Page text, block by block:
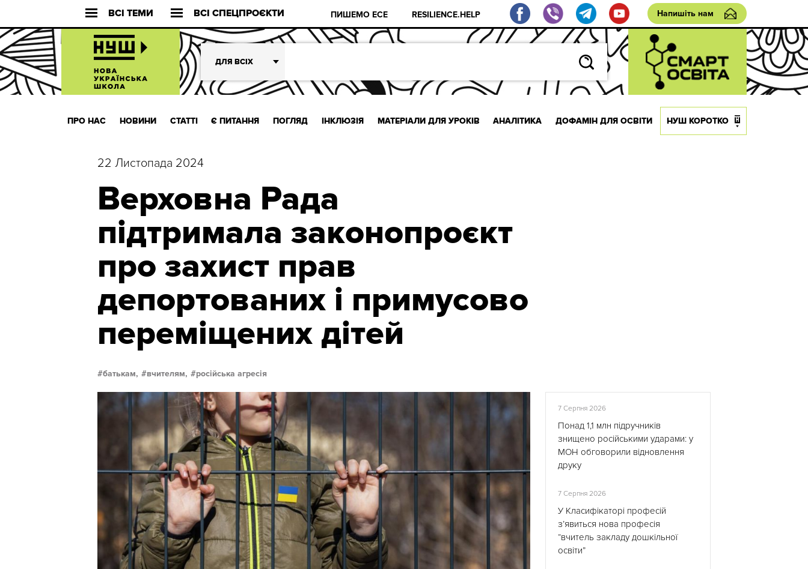
ВСІ ТЕМИ ВСІ СПЕЦПРОЄКТИ ПИШЕМО ЕСЕ RESILIENCE.HELP Напишіть нам
ДЛЯ ВСІХ
ПРО НАС НОВИНИ СТАТТІ Є ПИТАННЯ ПОГЛЯД ІНКЛЮЗІЯ МАТЕРІАЛИ ДЛЯ УРОКІВ АНАЛІТИКА ДОФАМІН ДЛЯ ОСВІТИ НУШ КОРОТКО
22 Листопада 2024
Верховна Рада
підтримала законопроєкт
про захист прав
депортованих і примусово
переміщених дітей
батькам, вчителям, російська агресія
7 Серпня 2026
Понад 1,1 млн підручників
знищено російськими ударами: у
МОН обговорили відновлення
друку
7 Серпня 2026
У Класифікаторі професій
з’явиться нова професія
“вчитель закладу дошкільної
освіти”